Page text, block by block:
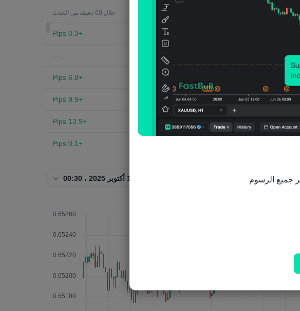
خلال 60 دقيقة من الحدث
+0.3 Pips
--
+6.8 Pips
AUDUSD
+9.9 Pips
AUDUSD
+13.9 Pips
+0.1 Pips
-15.7 Pips
AUDUSD
14 أكتوبر 2025 ، 00:30